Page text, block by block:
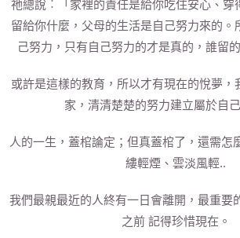
祂總說︰「家裡的責任是給你吃住安心、穿
留給你什麼，父母的生活是自己努力來的。
己努力，只有自己努力的才是真的，誰留
或許是這樣的教育，所以才有現在的悅夢，
家，清清楚楚的努力建立屬於自
人的一生，蓋棺論定；但真蓋棺了，還需怎
縷輕煙、雲淡風輕..
我們最親最近的人終有一日會離開，最重要
之前 記得珍惜現在。